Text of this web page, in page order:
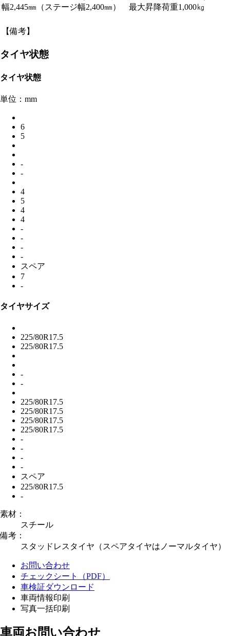
幅2,445㎜（ステージ幅2,400㎜） 最大昇降荷重1,000㎏
【備考】
タイヤ状態
タイヤ状態
単位：mm
6
5
-
-
4
5
4
4
-
-
-
-
スペア
7
-
タイヤサイズ
225/80R17.5
225/80R17.5
-
-
225/80R17.5
225/80R17.5
225/80R17.5
225/80R17.5
-
-
-
-
スペア
225/80R17.5
-
素材：
スチール
備考：
スタッドレスタイヤ（スペアタイヤはノーマルタイヤ）
お問い合わせ
チェックシート（PDF）
車検証ダウンロード
車両情報印刷
写真一括印刷
車両お問い合わせ